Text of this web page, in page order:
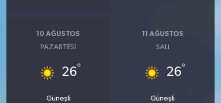
10 AĞUSTOS
PAZARTESI
26°
Güneşli
11 AĞUSTOS
SALI
26°
Güneşli